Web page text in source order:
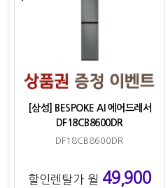
[삼성] BESPOKE AI 에어드레서
DF18CB8600DR
DF18CB8600DR
할인렌탈가 월 49,900